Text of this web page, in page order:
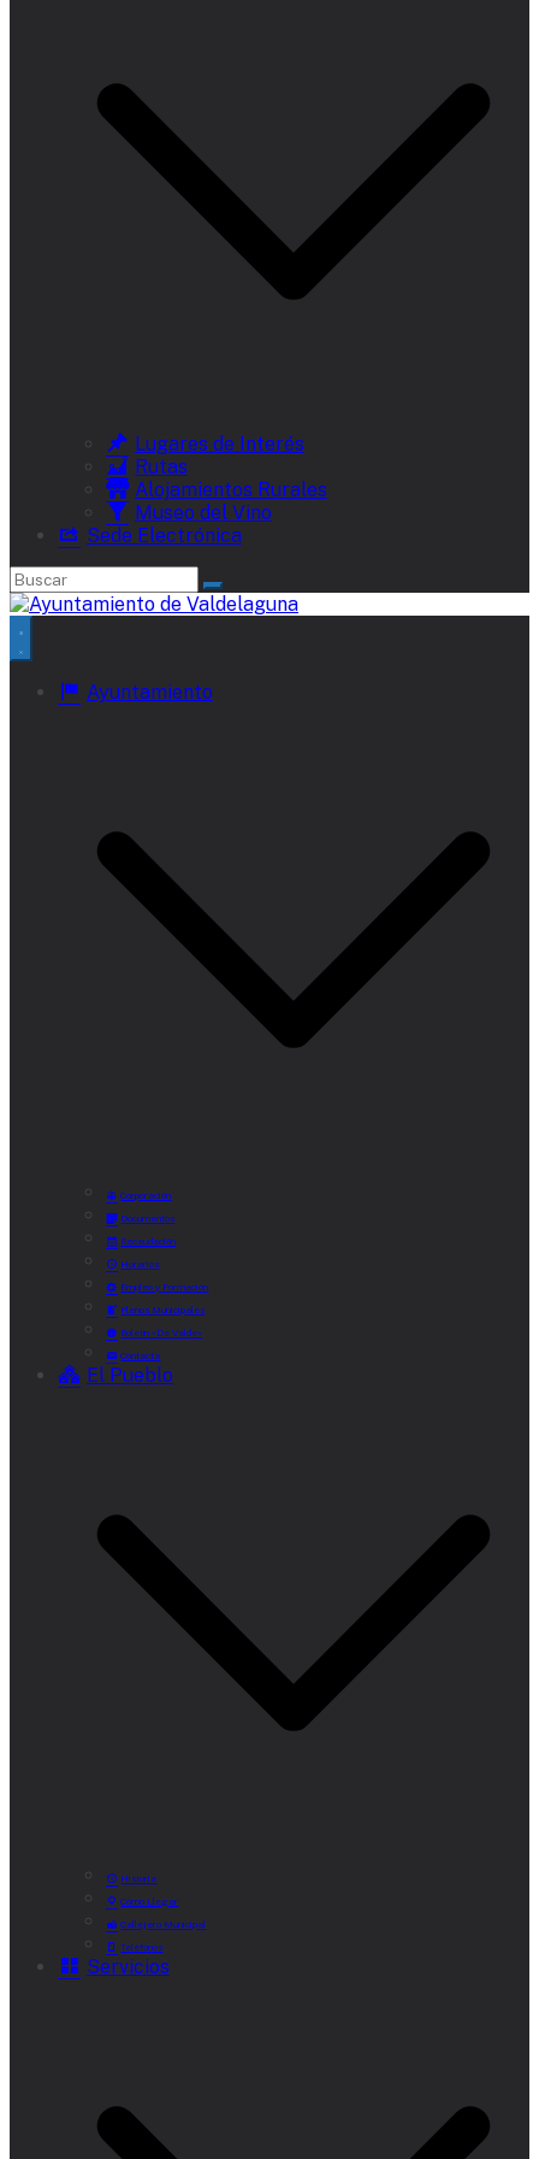
Lugares de Interés
Rutas
Alojamientos Rurales
Museo del Vino
Sede Electrónica
Ayuntamiento
Corporación
Documentos
Recaudación
Horarios
Empleo y Formación
Plenos Municipales
Boletín «De Valde»
Contacta
El Pueblo
Historia
Cómo Llegar
Callejero Municipal
Teléfonos
Servicios